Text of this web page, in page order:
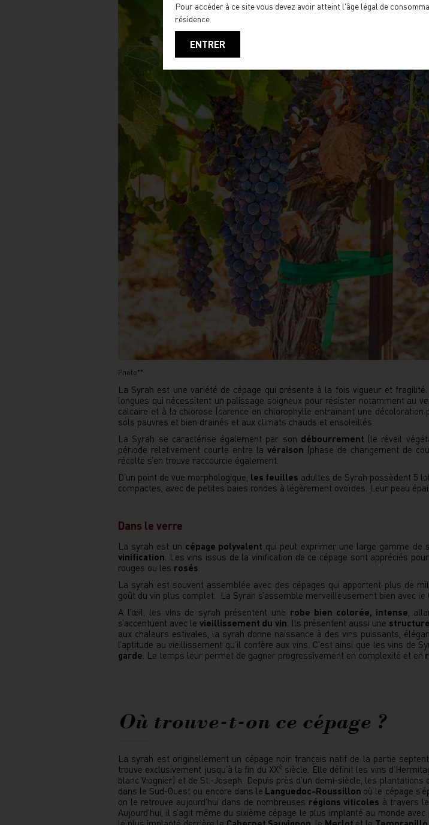
Photo**
La Syrah est une variété de cépage qui présente à la fois vigueur et
longues qui nécessitent un palissage soigneux pour résister notamment au
calcaire et à la chlorose (carence en chlorophylle entrainant une
sols pauvres et bien drainés et aux climats chauds et ensoleillés.
La Syrah se caractérise également par son débourrement (le réveil
période relativement courte entre la véraison (phase de changement de
récolte s’en trouve raccourcie également.
D’un point de vue morphologique, les feuilles adultes de Syrah possèdent 5
compactes, avec de petites baies rondes à légèrement ovoïdes. Leur peau
Dans le verre
La syrah est un cépage polyvalent qui peut exprimer une large gamme
vinification. Les vins issus de la vinification de ce cépage sont appréciés
rouges ou les rosés.
La syrah est souvent assemblée avec des cépages qui apportent plus de
goût du vin plus complet. La Syrah s’assemble merveilleusement bien avec le
A l’œil, les vins de syrah présentent une robe bien colorée, intense,
s’accentuent avec levieillissement du vin. Ils présentent aussi une
aux chaleurs estivales, la syrah donne naissance à des vins puissants,
l’aptitude au vieillissement qu’il confère aux vins. C’est ainsi que les vins
garde. Le temps leur permet de gagner progressivement en complexité et en
Où trouve-t-on ce cépage ?
La syrah est originellement un cépage noir français natif de la partie
trouve exclusivement jusqu’à la fin du XXèsiècle. Elle définit les vins
blanc Viognier) et de St.-Joseph. Depuis près d’un demi-siècle, les
dans le Sud-Ouest ou encore dans le Languedoc-Roussillon où le cépage
on le retrouve aujourd’hui dans de nombreuses régions viticoles à travers
Aujourd’hui, il s’agit même du sixième cépage le plus implanté au monde
Pour accéder à ce site vous devez avoir atteint l'âge légal de
résidence
ENTRER